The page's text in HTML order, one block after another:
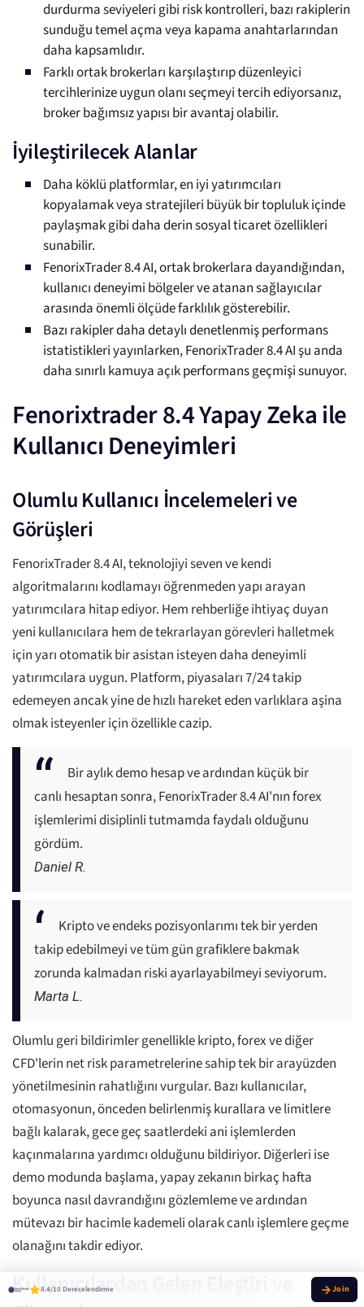
durdurma seviyeleri gibi risk kontrolleri, bazı rakiplerin
sunduğu temel açma veya kapama anahtarlarından
daha kapsamlıdır.
Farklı ortak brokerları karşılaştırıp düzenleyici
tercihlerinize uygun olanı seçmeyi tercih ediyorsanız,
broker bağımsız yapısı bir avantaj olabilir.
İyileştirilecek Alanlar
Daha köklü platformlar, en iyi yatırımcıları
kopyalamak veya stratejileri büyük bir topluluk içinde
paylaşmak gibi daha derin sosyal ticaret özellikleri
sunabilir.
FenorixTrader 8.4 AI, ortak brokerlara dayandığından,
kullanıcı deneyimi bölgeler ve atanan sağlayıcılar
arasında önemli ölçüde farklılık gösterebilir.
Bazı rakipler daha detaylı denetlenmiş performans
istatistikleri yayınlarken, FenorixTrader 8.4 AI şu anda
daha sınırlı kamuya açık performans geçmişi sunuyor.
Fenorixtrader 8.4 Yapay Zeka ile
Kullanıcı Deneyimleri
Olumlu Kullanıcı İncelemeleri ve
Görüşleri
FenorixTrader 8.4 AI, teknolojiyi seven ve kendi
algoritmalarını kodlamayı öğrenmeden yapı arayan
yatırımcılara hitap ediyor. Hem rehberliğe ihtiyaç duyan
yeni kullanıcılara hem de tekrarlayan görevleri halletmek
için yarı otomatik bir asistan isteyen daha deneyimli
yatırımcılara uygun. Platform, piyasaları 7/24 takip
edemeyen ancak yine de hızlı hareket eden varlıklara aşina
olmak isteyenler için özellikle cazip.
Bir aylık demo hesap ve ardından küçük bir
canlı hesaptan sonra, FenorixTrader 8.4 AI'nın forex
işlemlerimi disiplinli tutmamda faydalı olduğunu
gördüm.
Daniel R.
Kripto ve endeks pozisyonlarımı tek bir yerden
takip edebilmeyi ve tüm gün grafiklere bakmak
zorunda kalmadan riski ayarlayabilmeyi seviyorum.
Marta L.
Olumlu geri bildirimler genellikle kripto, forex ve diğer
CFD'lerin net risk parametrelerine sahip tek bir arayüzden
yönetilmesinin rahatlığını vurgular. Bazı kullanıcılar,
otomasyonun, önceden belirlenmiş kurallara ve limitlere
bağlı kalarak, gece geç saatlerdeki ani işlemlerden
kaçınmalarına yardımcı olduğunu bildiriyor. Diğerleri ise
demo modunda başlama, yapay zekanın birkaç hafta
boyunca nasıl davrandığını gözlemleme ve ardından
mütevazı bir hacimle kademeli olarak canlı işlemlere geçme
olanağını takdir ediyor.
Kullanıcılardan Gelen Eleştiri ve
8.4/10 Derecelendirme